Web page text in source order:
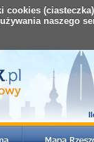
naszego